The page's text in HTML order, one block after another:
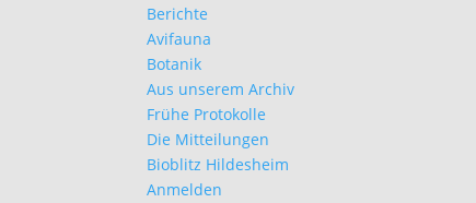
Berichte
Avifauna
Botanik
Aus unserem Archiv
Frühe Protokolle
Die Mitteilungen
Bioblitz Hildesheim
Anmelden